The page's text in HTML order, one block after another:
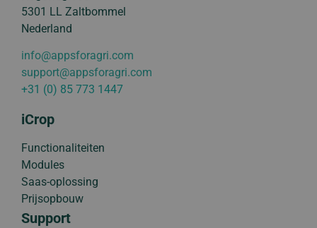
5301 LL Zaltbommel
Nederland
info@appsforagri.com
support@appsforagri.com
+31 (0) 85 773 1447
iCrop
Functionaliteiten
Modules
Saas-oplossing
Prijsopbouw
Support